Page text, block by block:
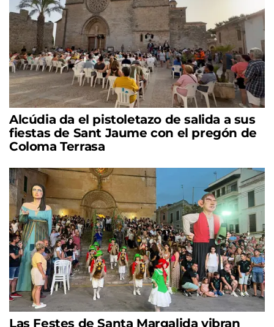
Alcúdia da el pistoletazo de salida a sus
fiestas de Sant Jaume con el pregón de
Coloma Terrasa
Las Festes de Santa Margalida vibran